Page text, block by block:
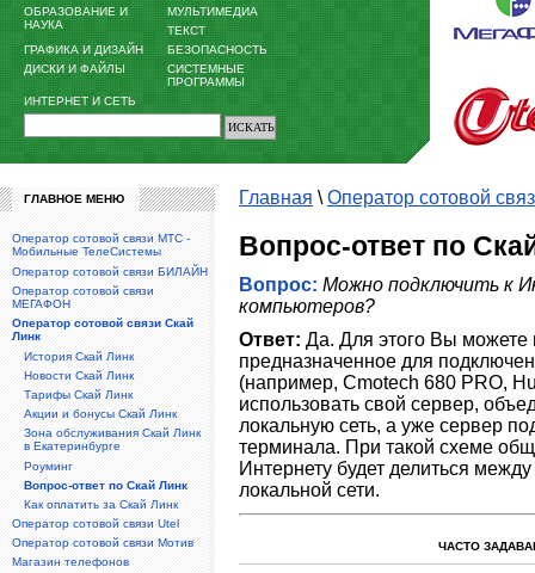
ОБРАЗОВАНИЕ И
НАУКА
МУЛЬТИМЕДИА
ТЕКСТ
ГРАФИКА И ДИЗАЙН
БЕЗОПАСНОСТЬ
ДИСКИ И ФАЙЛЫ
СИСТЕМНЫЕ
ПРОГРАММЫ
ИНТЕРНЕТ И СЕТЬ
Главная \ Оператор сотовой
Вопрос-ответ по
Вопрос: Можно подключить к
компьютеров?
Ответ: Да. Для этого Вы можете
предназначенное для
(например, Cmotech 680 PRO,
использовать свой сервер,
локальную сеть, а уже сервер
терминала. При такой схеме
Интернету будет делиться
локальной сети.
ЧАСТО
ГЛАВНОЕ МЕНЮ
Оператор сотовой связи МТС -
Мобильные ТелеСистемы
Оператор сотовой связи БИЛАЙН
Оператор сотовой связи
МЕГАФОН
Оператор сотовой связи Скай
Линк
История Скай Линк
Новости Скай Линк
Тарифы Скай Линк
Акции и бонусы Скай Линк
Зона обслуживания Скай Линк
в Екатеринбурге
Роуминг
Вопрос-ответ по Скай Линк
Как оплатить за Скай Линк
Оператор сотовой связи Utel
Оператор сотовой связи Мотив
Магазин телефонов